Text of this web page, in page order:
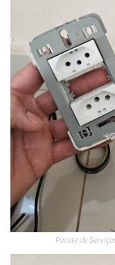
Pacote de